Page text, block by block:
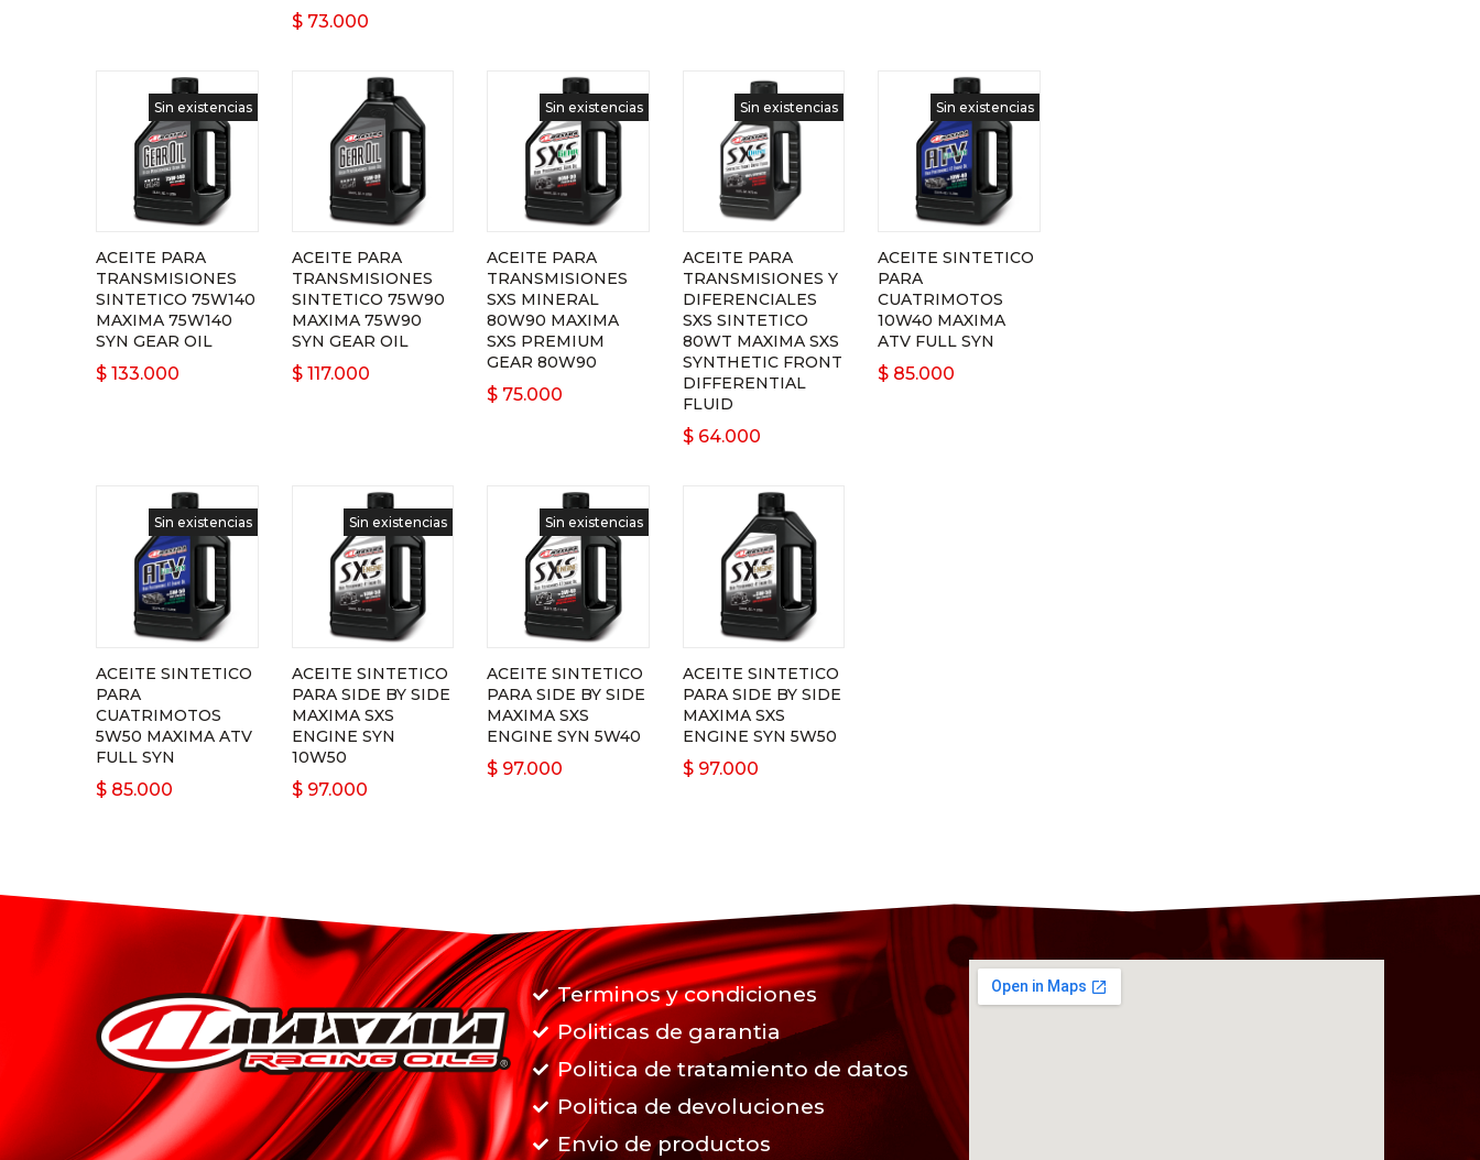
$73.000
Sin existencias
ACEITE PARA
TRANSMISIONES
SINTETICO 75W140
MAXIMA 75W140
SYN GEAR OIL
$ 133.000
ACEITE PARA
TRANSMISIONES
SINTETICO 75W90
MAXIMA 75W90
SYN GEAR OIL
$117.000
Sin existencias
ACEITE PARA
TRANSMISIONES
SXS MINERAL
80W90 MAXIMA
SXS PREMIUM
GEAR 80W90
$ 75.000
Sin existencias
ACEITE PARA
TRANSMISIONES Y
DIFERENCIALES
SXS SINTETICO
80WT MAXIMA SXS
SYNTHETIC FRONT
DIFFERENTIAL
FLUID
$64.000
Sin existencias
ACEITE SINTETICO
PARA
CUATRIMOTOS
10W40 MAXIMA
ATV FULL SYN
$ 85.000
Sin existencias
ACEITE SINTETICO
PARA
CUATRIMOTOS
5W50 MAXIMA ATV
FULL SYN
$ 85.000
Sin existencias
ACEITE SINTETICO
PARA SIDE BY SIDE
MAXIMA SXS
ENGINE SYN
10W50
$97.000
Sin existencias
ACEITE SINTETICO
PARA SIDE BY SIDE
MAXIMA SXS
ENGINE SYN 5W40
$ 97.000
ACEITE SINTETICO
PARA SIDE BY SIDE
MAXIMA SXS
ENGINE SYN 5W50
$97.000
Terminos y condiciones
Politicas de garantia
Politica de tratamiento de datos
Politica de devoluciones
Envio de productos